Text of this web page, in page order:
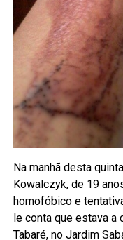
Na manhã desta
Kowalczyk, de 19
homofóbico e
le conta que estava a
Tabaré, no Jardim